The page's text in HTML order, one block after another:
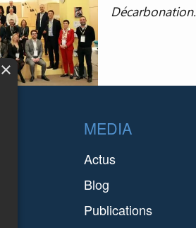
Décarbonation.
MEDIA
Actus
Blog
Publications
×